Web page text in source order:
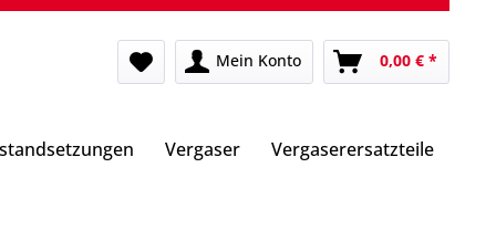
Mein Konto 0,00 € *
Vergaser Vergaserersatzteile